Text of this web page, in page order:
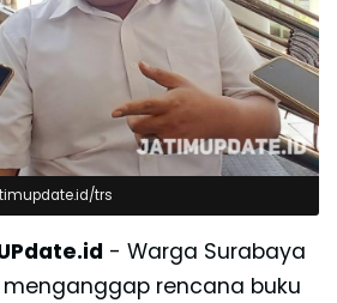
trs
- Warga Surabaya
rencana buku